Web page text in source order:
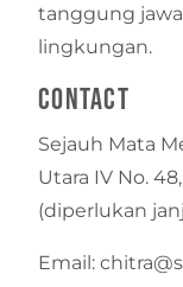
tanggung
lingkungan.
Contact
Sejauh Mata
Utara IV No.
(diperlukan
Email: